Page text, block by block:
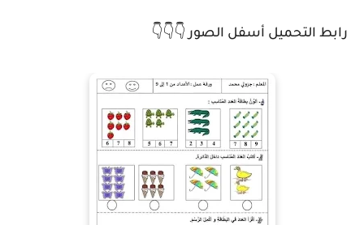
رابط التحميل أسفل الصور 👇👇👇